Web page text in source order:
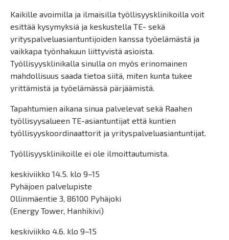
Kaikille avoimilla ja ilmaisilla työllisyysklinikoilla voit
esittää kysymyksiä ja keskustella TE- sekä
yrityspalveluasiantuntijoiden kanssa työelämästä ja
vaikkapa työnhakuun liittyvistä asioista.
Työllisyysklinikalla sinulla on myös erinomainen
mahdollisuus saada tietoa siitä, miten kunta tukee
yrittämistä ja työelämässä pärjäämistä.
Tapahtumien aikana sinua palvelevat sekä Raahen
työllisyysalueen TE-asiantuntijat että kuntien
työllisyyskoordinaattorit ja yrityspalveluasiantuntijat.
Työllisyysklinikoille ei ole ilmoittautumista.
keskiviikko 14.5. klo 9–15
Pyhäjoen palvelupiste
Ollinmäentie 3, 86100 Pyhäjoki
(Energy Tower, Hanhikivi)
keskiviikko 4.6. klo 9–15